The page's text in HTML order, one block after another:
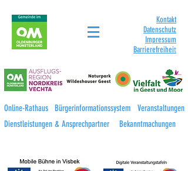
Kontakt
Datenschutz
Impressum
Barrierefreiheit
Online-Rathaus Bürgerinformationssystem
Veranstaltungen
Dienstleistungen & Ansprechpartner
Bekanntmachungen